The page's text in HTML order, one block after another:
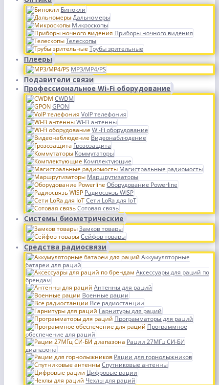
Бинокли
Дальномеры
Микроскопы
Приборы ночного видения
Телескопы
Трубы зрительные
Плееры
MP3/MP4/PS
Подавители связи
Профессиональное Wi-Fi оборудование
CWDM
GPON
VoIP телефония
Wi-Fi антенны
Wi-Fi оборудование
Видеонаблюдение
Грозозащита
Коммутаторы
Комплектующие
Магистральные радиомосты
Маршрутизаторы
Оборудование Powerline
Радиосвязь WISP
Сети LoRa для IoT
Сотовая связь
Системы биометрические
Замков товары
Сейфов товары
Средства радиосвязи
Аккумуляторные
батареи для раций
Аксессуары для раций по
брендам
Антенны для раций
Военные рации
Все радиостанции
Гарнитуры для раций
Программаторы для раций
Программное
обеспечение для раций
Рации 27МГц СИ-БИ
диапазона
Рации для горнолыжников
Спутниковые антенны
Цифровые рации
Чехлы для раций